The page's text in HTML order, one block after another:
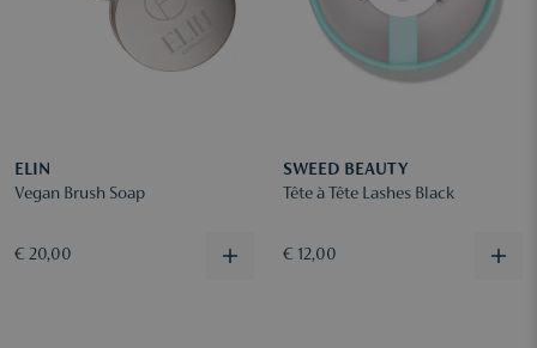
ELIN
Vegan Brush Soap
€ 20,00
SWEED BEAUTY
Tête à Tête Lashes Black
€ 12,00